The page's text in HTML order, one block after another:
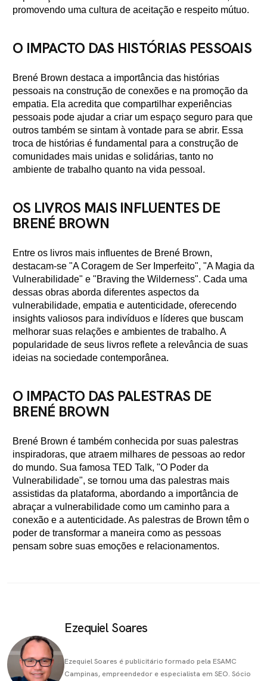
promovendo uma cultura de aceitação e respeito mútuo.
O IMPACTO DAS HISTÓRIAS PESSOAIS
Brené Brown destaca a importância das histórias
pessoais na construção de conexões e na promoção da
empatia. Ela acredita que compartilhar experiências
pessoais pode ajudar a criar um espaço seguro para que
outros também se sintam à vontade para se abrir. Essa
troca de histórias é fundamental para a construção de
comunidades mais unidas e solidárias, tanto no
ambiente de trabalho quanto na vida pessoal.
OS LIVROS MAIS INFLUENTES DE
BRENÉ BROWN
Entre os livros mais influentes de Brené Brown,
destacam-se "A Coragem de Ser Imperfeito", "A Magia da
Vulnerabilidade" e "Braving the Wilderness". Cada uma
dessas obras aborda diferentes aspectos da
vulnerabilidade, empatia e autenticidade, oferecendo
insights valiosos para indivíduos e líderes que buscam
melhorar suas relações e ambientes de trabalho. A
popularidade de seus livros reflete a relevância de suas
ideias na sociedade contemporânea.
O IMPACTO DAS PALESTRAS DE
BRENÉ BROWN
Brené Brown é também conhecida por suas palestras
inspiradoras, que atraem milhares de pessoas ao redor
do mundo. Sua famosa TED Talk, "O Poder da
Vulnerabilidade", se tornou uma das palestras mais
assistidas da plataforma, abordando a importância de
abraçar a vulnerabilidade como um caminho para a
conexão e a autenticidade. As palestras de Brown têm o
poder de transformar a maneira como as pessoas
pensam sobre suas emoções e relacionamentos.
Ezequiel Soares
Ezequiel Soares é publicitário formado pela ESAMC
Campinas, empreendedor e especialista em SEO. Sócio